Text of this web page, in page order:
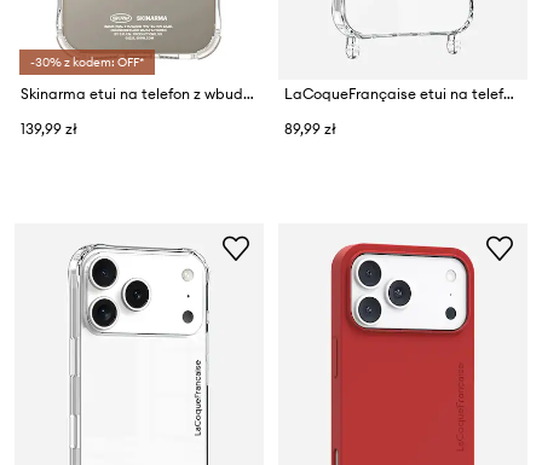
-30% z kodem: OFF*
Skinarma etui na telefon z wbudowanym pierścieniem magnetycznym iPhone 16 Pro Max
139,99 zł
LaCoqueFrançaise etui na telefon IPHONE 17 PRO MAX
89,99 zł